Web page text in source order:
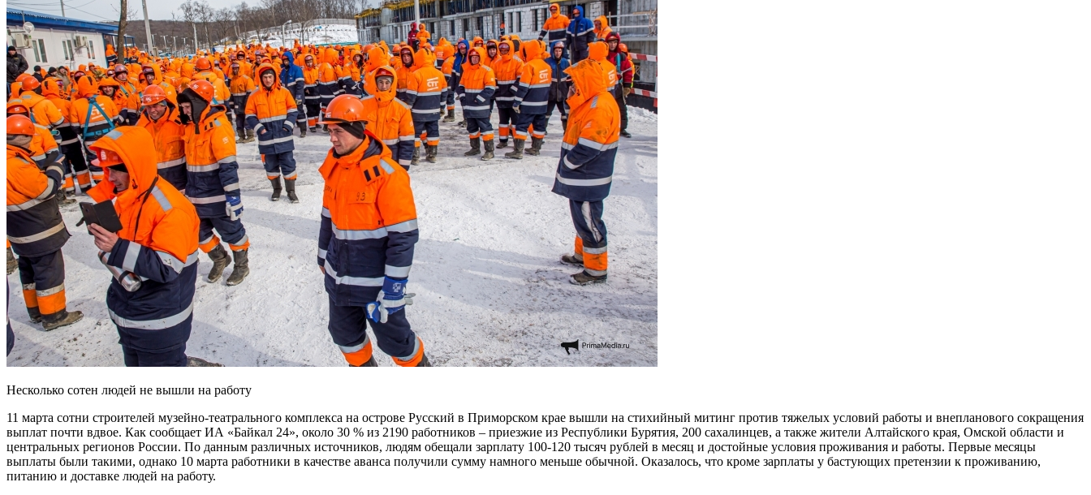
Несколько сотен людей не вышли на работу
11 марта сотни строителей музейно-театрального комплекса на острове Русский в Приморском крае вышли на стихийный митинг против тяжелых условий работы и внепланового сокращения
выплат почти вдвое. Как сообщает ИА «Байкал 24», около 30 % из 2190 работников – приезжие из Республики Бурятия, 200 сахалинцев, а также жители Алтайского края, Омской области и
центральных регионов России. По данным различных источников, людям обещали зарплату 100-120 тысяч рублей в месяц и достойные условия проживания и работы. Первые месяцы
выплаты были такими, однако 10 марта работники в качестве аванса получили сумму намного меньше обычной. Оказалось, что кроме зарплаты у бастующих претензии к проживанию,
питанию и доставке людей на работу.